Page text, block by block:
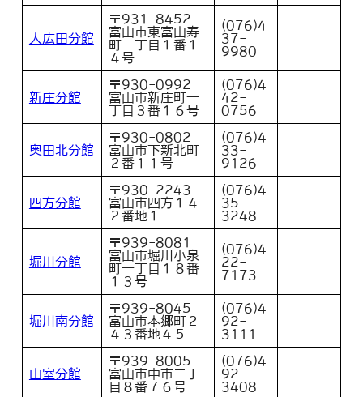
大広田分館
〒931-8452
富山市東富山寿
町二丁目１番１
４号
(076)4
37-
9980
新庄分館
〒930-0992
富山市新庄町一
丁目３番１６号
(076)4
42-
0756
奥田北分館
〒930-0802
富山市下新北町
２番１１号
(076)4
33-
9126
四方分館
〒930-2243
富山市四方１４
２番地１
(076)4
35-
3248
堀川分館
〒939-8081
富山市堀川小泉
町一丁目１８番
１３号
(076)4
22-
7173
堀川南分館
〒939-8045
富山市本郷町２
４３番地４５
(076)4
92-
3111
山室分館
〒939-8005
富山市中市二丁
目８番７６号
(076)4
92-
3408